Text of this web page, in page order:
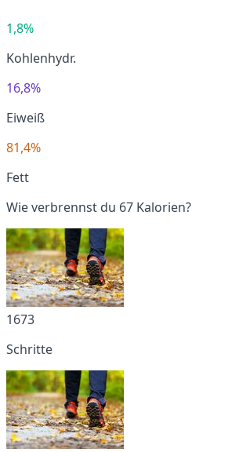
1,8%
Kohlenhydr.
16,8%
Eiweiß
81,4%
Fett
Wie verbrennst du 67 Kalorien?
1673
Schritte